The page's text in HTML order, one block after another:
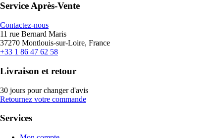
Service Après-Vente
Contactez-nous
11 rue Bernard Maris
37270 Montlouis-sur-Loire, France
+33 1 86 47 62 58
Livraison et retour
30 jours pour changer d'avis
Retournez votre commande
Services